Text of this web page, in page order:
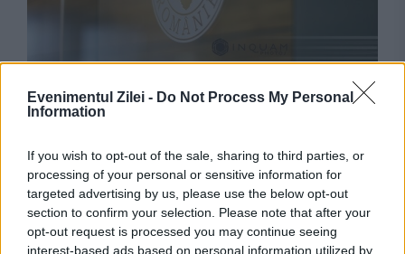
Evenimentul Zilei - Do Not Process My Personal
Information
If you wish to opt-out of the sale, sharing to third parties, or
processing of your personal or sensitive information for
targeted advertising by us, please use the below opt-out
section to confirm your selection. Please note that after your
opt-out request is processed you may continue seeing
interest-based ads based on personal information utilized by
SOCIAL
Japonia. Peste 500 de zboruri, anulate din
cauza taifunului